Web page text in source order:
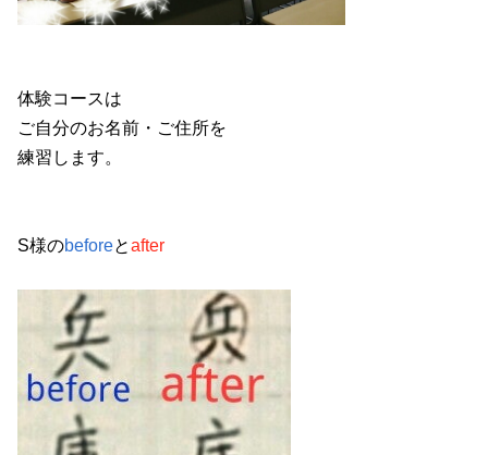
体験コースは
ご自分のお名前・ご住所を
練習します。
S様のbeforeとafter